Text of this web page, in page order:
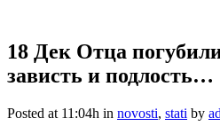
18 Дек Отца
зависть и подлость…
Posted at 11:04h in novosti, stati by